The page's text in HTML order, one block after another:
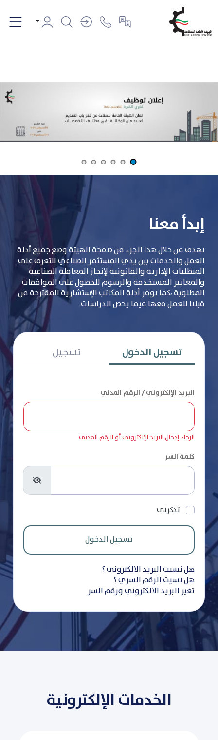
إبدأ معنا
نهدف من خلال هذا الجزء من صفحة الهيئة وضع جميع أدلة
العمل والخدمات بين يدي المستثمر الصناعي للتعرف على
المتطلبات الإدارية والقانونية لإنجاز المعاملة الصناعية
والمعايير المستخدمة والرسوم للحصول على الموافقات
المطلوبة ،كما نوفر أدلة المكاتب الإستشارية المقترحة من
قبلنا للعمل معها فيما يخص الدراسات.
تسجيل الدخول تسجيل
البريد الإلكتروني / الرقم المدني
الرجاء إدخال البريد الإلكترونى أو الرقم المدنى
كلمة السر
تذكرنى
هل نسيت البريد الالكترونى ؟
هل نسيت الرقم السري ؟
تغير البريد الالكتروني ورقم السر
الخدمات الإلكترونية